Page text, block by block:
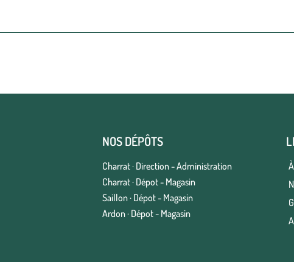
NOS DÉPÔTS
Charrat · Direction - Administration
Charrat · Dépot - Magasin
Saillon · Dépot - Magasin
Ardon · Dépot - Magasin